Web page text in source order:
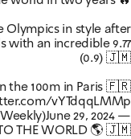
Olympics in style after
with an incredible 9.77
(0.9) 🇯🇲
the 100m in Paris 🇫🇷
vYTdqqLMMp
— AW (@AthleticsWeekly)
June 29, 2024
THE WORLD 🌎 🇯🇲